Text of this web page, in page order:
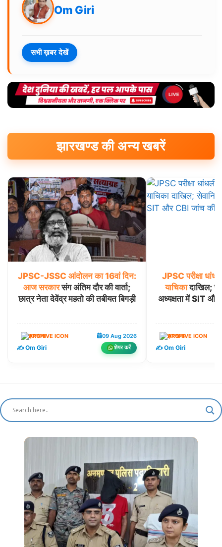
Om Giri
सभी ख़बर देखें
झारखण्ड की अन्य खबरें
JPSC-JSSC आंदोलन का 16वां दिन:
आज सरकारसंग अंतिम दौर की वार्ता;
छात्र नेता देवेंद्र महतो की तबीयत बिगड़ी
झारखण्ड 09 Aug 2026
✍️ Om Giri शेयर करें
JPSC परीक्षा
याचिकादाखिल;
अध्यक्षता में SIT और
झारखण्ड
✍️ Om Giri